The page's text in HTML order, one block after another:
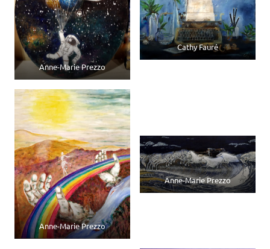
Anne-Marie Prezzo
Cathy Fauré
Anne-Marie Prezzo
Anne-Marie Prezzo